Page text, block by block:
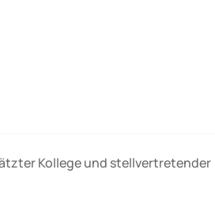
Kollege und stellvertretender